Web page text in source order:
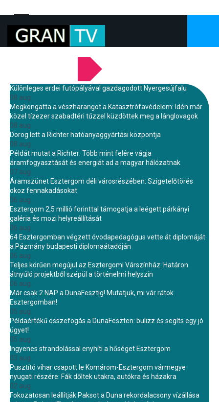
Különleges erdei futópályával gazdagodott Nyergesújfalu
08 aug.
Megkongatta a vészharangot a Katasztrófavédelem: Idén már
közel tízezer szabadtéri tűzzel küzdöttek meg a lánglovagok
08 aug.
Dorog lett a Richter hatóanyaggyártási központja
08 aug.
Példát mutat a Richter: Több mint felére vágja
áramfogyasztását és energiát ad a magyar hálózatnak
07 aug.
Áramszünet Esztergom déli városrészében: Szigetelőtörés
okoz fennakadásokat
06 aug.
Esztergom 2,5 millió forinttal támogatja a leégett párkányi
galéria és mozi helyreállítását
06 aug.
64 Esztergomban végzett óvodapedagógus vette át diplomáját
a Pázmány budapesti diplomaátadóján
06 aug.
Teljes körűen megújul az Esztergomi Várszínház: Határon
átnyúló projektből szépül a történelmi helyszín
06 aug.
Már csak 2 NAP a DunaFesztig! Mutatjuk, mi vár rátok
Esztergomban!
05 aug.
Példaértékű összefogás a DunaFeszten: bulizz és segíts egy jó
ügyet!
05 aug.
Ingyenes strandolással enyhíti a hőséget Esztergom
03 aug.
Pusztító vihar csapott le Komárom-Esztergom vármegye
nyugati részére: Fák dőltek utakra, autókra és házakra
02 aug.
Fokozatosan leállítják Paksot a Duna rekordalacsony vízállása